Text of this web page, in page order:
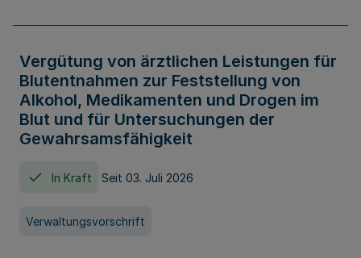
Vergütung von ärztlichen Leistungen für
Blutentnahmen zur Feststellung von
Alkohol, Medikamenten und Drogen im
Blut und für Untersuchungen der
Gewahrsamsfähigkeit
In Kraft Seit 03. Juli 2026
Verwaltungsvorschrift